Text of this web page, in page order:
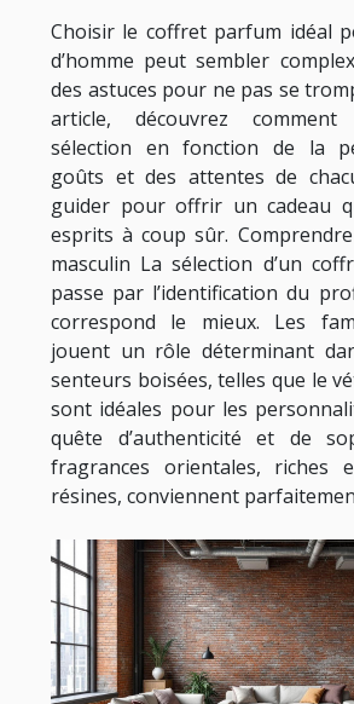
Choisir le coffret parfum idéal
d’homme peut sembler
des astuces pour ne pas se
article, découvrez
sélection en fonction de la
goûts et des attentes de
guider pour offrir un cadeau
esprits à coup sûr.
masculin La sélection d’un
passe par l’identification du
correspond le mieux. Les
jouent un rôle déterminant
senteurs boisées, telles que le
sont idéales pour les
quête d’authenticité et de
fragrances orientales, riches
résines, conviennent